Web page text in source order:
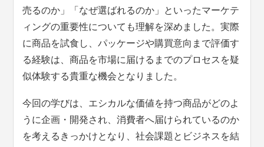
売るのか」「なぜ選ばれるのか」といったマーケテ
ィングの重要性についても理解を深めました。実際
に商品を試食し、パッケージや購買意向まで評価す
る経験は、商品を市場に届けるまでのプロセスを疑
似体験する貴重な機会となりました。
今回の学びは、エシカルな価値を持つ商品がどのよ
うに企画・開発され、消費者へ届けられているのか
を考えるきっかけとなり、社会課題とビジネスを結